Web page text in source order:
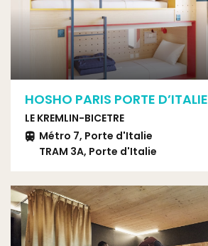
HOSHO PARIS PORTE D’ITALIE
LE KREMLIN-BICETRE
Métro 7, Porte d'Italie
TRAM 3A, Porte d'Italie